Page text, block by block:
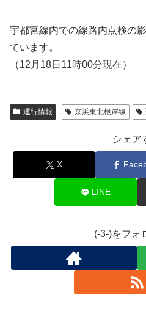
宇都宮線内での線路内点検の
ています。
（12月18日11時00分現在）
運行情報 京浜東北根岸線
シェア
X
LINE
(-3-)をフォ